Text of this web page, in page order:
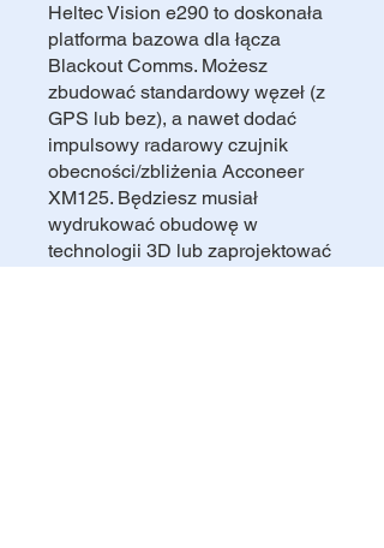
Heltec Vision e290 to doskonała
platforma bazowa dla łącza
Blackout Comms. Możesz
zbudować standardowy węzeł (z
GPS lub bez), a nawet dodać
impulsowy radarowy czujnik
obecności/zbliżenia Acconeer
XM125. Będziesz musiał
wydrukować obudowę w
technologii 3D lub zaprojektować